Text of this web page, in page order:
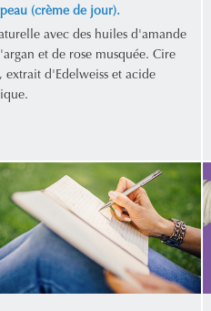
(crème de jour).
avec des huiles d'amande
et de rose musquée. Cire
extrait d'Edelweiss et acide